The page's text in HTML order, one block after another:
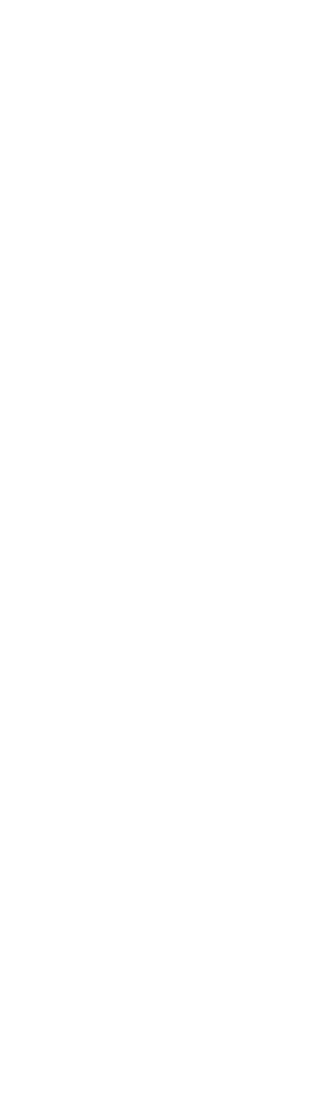
です。
ある商品です。
す予定はありません。
中の商品です。
やむを得ず変更すること
テル類(PBDE) 1000ppm以下、
1000ppm以下、フタル酸ジブチ